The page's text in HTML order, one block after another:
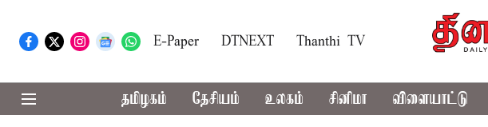
E-Paper DTNEXT Thanthi TV
தமிழகம் தேசியம் உலகம் சினிமா விளையாட்டு